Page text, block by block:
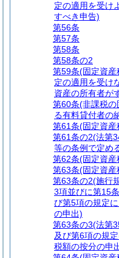
定の適用を受け
すべき申告)
第56条
第57条
第58条
第58条の2
第59条(固定資産
定の適用を受け
資産の所有者が
第60条(非課税の
る有料貸付者の
第61条(固定資産
第61条の2(法第
等の条例で定め
第62条(固定資産
第63条(固定資産
第63条の2(施行
3項並びに第15
び第5項の規定
の申出)
第63条の3(法第
及び第6項の規
税額の按分の申